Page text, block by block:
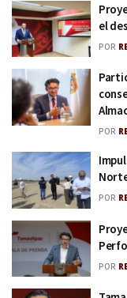
el
POR
POR
POR
POR